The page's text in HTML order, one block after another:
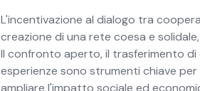
L'incentivazione al dialogo tra
creazione di una rete coesa e
Il confronto aperto, il trasferimento
esperienze sono strumenti chiave
ampliare l'impatto sociale ed